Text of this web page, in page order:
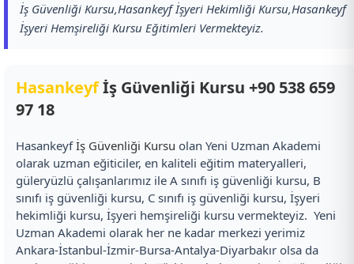
İş Güvenliği Kursu,Hasankeyf İşyeri Hekimliği Kursu,Hasankeyf
İşyeri Hemşireliği Kursu Eğitimleri Vermekteyiz.
Hasankeyfİş Güvenliği Kursu +90 538 659
97 18
Hasankeyfİş Güvenliği Kursu olan Yeni Uzman Akademi
olarak uzman eğiticiler, en kaliteli eğitim materyalleri,
güleryüzlü çalışanlarımız ile A sınıfı iş güvenliği kursu, B
sınıfı iş güvenliği kursu, C sınıfı iş güvenliği kursu, İşyeri
hekimliği kursu, İşyeri hemşireliği kursu vermekteyiz. Yeni
Uzman Akademi olarak her ne kadar merkezi yerimiz
Ankara-İstanbul-İzmir-Bursa-Antalya-Diyarbakır olsa da